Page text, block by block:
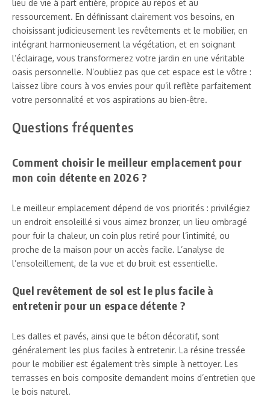
lieu de vie à part entière, propice au repos et au
ressourcement. En définissant clairement vos besoins, en
choisissant judicieusement les revêtements et le mobilier, en
intégrant harmonieusement la végétation, et en soignant
l’éclairage, vous transformerez votre jardin en une véritable
oasis personnelle. N’oubliez pas que cet espace est le vôtre :
laissez libre cours à vos envies pour qu’il reflète parfaitement
votre personnalité et vos aspirations au bien-être.
Questions fréquentes
Comment choisir le meilleur emplacement pour
mon coin détente en 2026 ?
Le meilleur emplacement dépend de vos priorités : privilégiez
un endroit ensoleillé si vous aimez bronzer, un lieu ombragé
pour fuir la chaleur, un coin plus retiré pour l’intimité, ou
proche de la maison pour un accès facile. L’analyse de
l’ensoleillement, de la vue et du bruit est essentielle.
Quel revêtement de sol est le plus facile à
entretenir pour un espace détente ?
Les dalles et pavés, ainsi que le béton décoratif, sont
généralement les plus faciles à entretenir. La résine tressée
pour le mobilier est également très simple à nettoyer. Les
terrasses en bois composite demandent moins d’entretien que
le bois naturel.